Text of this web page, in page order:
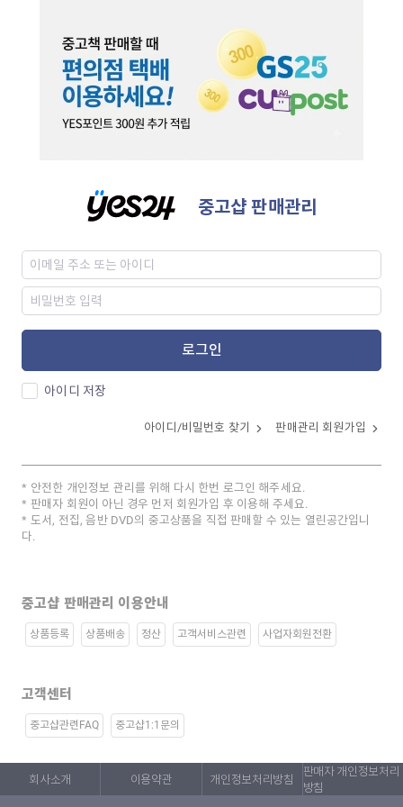
중고샵 판매관리
로그인
아이디 저장
아이디/비밀번호 찾기 판매관리 회원가입
안전한 개인정보 관리를 위해 다시 한번 로그인 해주세요.
판매자 회원이 아닌 경우 먼저 회원가입 후 이용해 주세요.
도서, 전집, 음반 DVD의 중고상품을 직접 판매할 수 있는 열린공간입니
다.
중고샵 판매관리 이용안내
상품등록 상품배송 정산 고객서비스관련 사업자회원전환
고객센터
중고샵관련FAQ 중고샵1:1문의
회사소개 이용약관 개인정보처리방침
판매자 개인정보처리
방침